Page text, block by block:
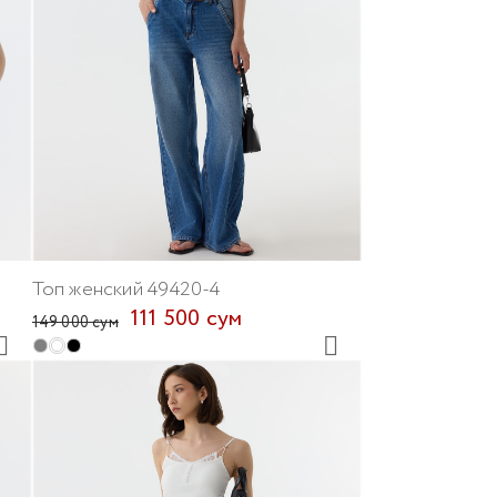
Топ женский 49420-4
149 000 сум 111 500 сум